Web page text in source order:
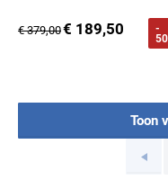
€ 379,00€ 189,50
-
Toon
Vorige